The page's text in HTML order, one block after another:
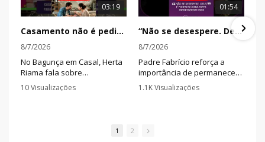
03:19
Casamento não é pedir autorização para tudo, é aprender a decidir junto
8/7/2026
No Bagunça em Casal, Herta
Riama fala sobre
dependência emocional,
acordos e diálogo,
façam sentido para os dois.
10 Visualizações
01:54
“Não se desespere. Deus é poderoso para fazer infinitamente mais”
8/7/2026
Padre Fabrício reforça a
importância de permanecer
firme na fé mesmo quando
as circunstâncias apontam
1.1K Visualizações
1 2